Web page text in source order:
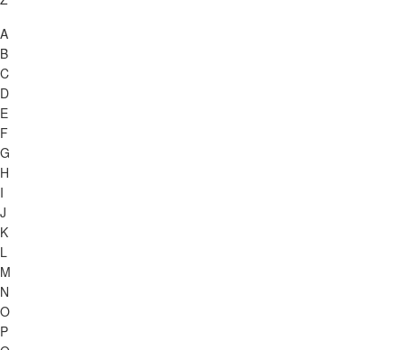
A
B
C
D
E
F
G
H
I
J
K
L
M
N
O
P